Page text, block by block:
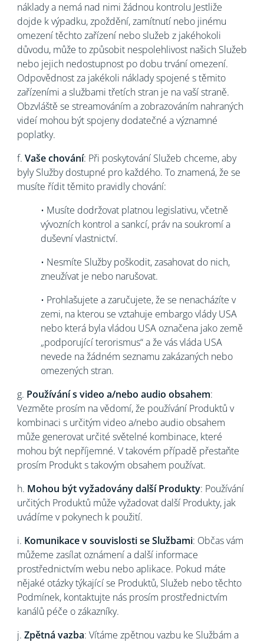
náklady a nemá nad nimi žádnou kontrolu Jestliže
dojde k výpadku, zpoždění, zamítnutí nebo jinému
omezení těchto zařízení nebo služeb z jakéhokoli
důvodu, může to způsobit nespolehlivost našich Služeb
nebo jejich nedostupnost po dobu trvání omezení.
Odpovědnost za jakékoli náklady spojené s těmito
zařízeními a službami třetích stran je na vaší straně.
Obzvláště se streamováním a zobrazováním nahraných
videí mohou být spojeny dodatečné a významné
poplatky.
f. Vaše chování: Při poskytování Služeb chceme, aby
byly Služby dostupné pro každého. To znamená, že se
musíte řídit těmito pravidly chování:
• Musíte dodržovat platnou legislativu, včetně
vývozních kontrol a sankcí, práv na soukromí a
duševní vlastnictví.
• Nesmíte Služby poškodit, zasahovat do nich,
zneužívat je nebo narušovat.
• Prohlašujete a zaručujete, že se nenacházíte v
zemi, na kterou se vztahuje embargo vlády USA
nebo která byla vládou USA označena jako země
„podporující terorismus“ a že vás vláda USA
nevede na žádném seznamu zakázaných nebo
omezených stran.
g. Používání s video a/nebo audio obsahem:
Vezměte prosím na vědomí, že používání Produktů v
kombinaci s určitým video a/nebo audio obsahem
může generovat určité světelné kombinace, které
mohou být nepříjemné. V takovém případě přestaňte
prosím Produkt s takovým obsahem používat.
h. Mohou být vyžadovány další Produkty: Používání
určitých Produktů může vyžadovat další Produkty, jak
uvádíme v pokynech k použití.
i. Komunikace v souvislosti se Službami: Občas vám
můžeme zasílat oznámení a další informace
prostřednictvím webu nebo aplikace. Pokud máte
nějaké otázky týkající se Produktů, Služeb nebo těchto
Podmínek, kontaktujte nás prosím prostřednictvím
kanálů péče o zákazníky.
j. Zpětná vazba: Vítáme zpětnou vazbu ke Službám a